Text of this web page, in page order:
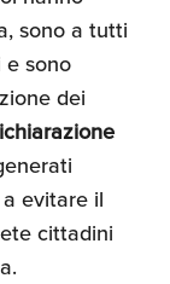
sono a tutti
sono
dei
evitare il
cittadini